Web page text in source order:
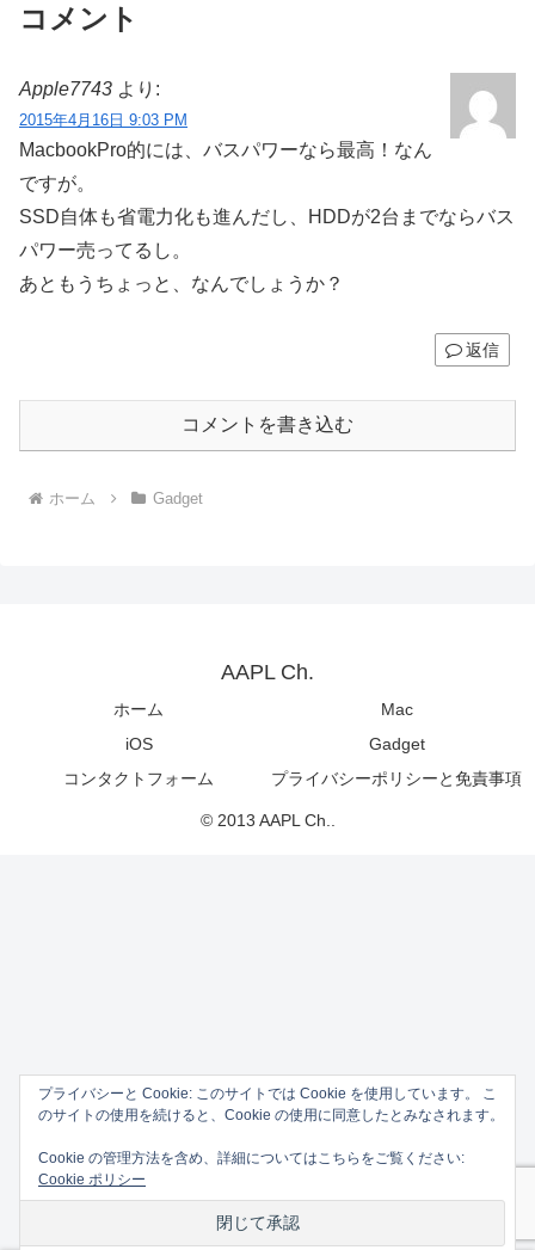
コメント
Apple7743 より:
2015年4月16日 9:03 PM
MacbookPro的には、バスパワーなら最高！なん
ですが。
SSD自体も省電力化も進んだし、HDDが2台までならバス
パワー売ってるし。
あともうちょっと、なんでしょうか？
返信
コメントを書き込む
ホーム Gadget
AAPL Ch.
ホーム
Mac
iOS
Gadget
コンタクトフォーム
プライバシーポリシーと免責事項
© 2013 AAPL Ch..
プライバシーと Cookie: このサイトでは Cookie を使用しています。 こ
のサイトの使用を続けると、Cookie の使用に同意したとみなされます。
Cookie の管理方法を含め、詳細についてはこちらをご覧ください:
Cookie ポリシー